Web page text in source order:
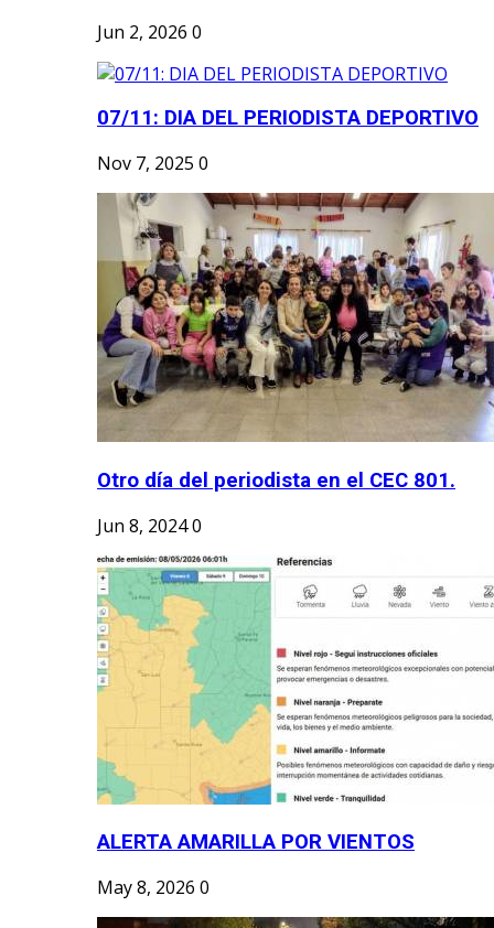
Jun 2, 2026 0
07/11: DIA DEL PERIODISTA DEPORTIVO
Nov 7, 2025 0
Otro día del periodista en el CEC 801.
Jun 8, 20240
ALERTA AMARILLA POR VIENTOS
May 8, 2026 0